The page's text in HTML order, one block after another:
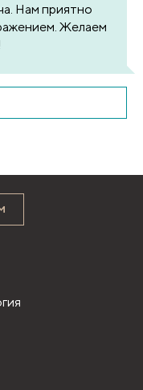
Нам приятно
Желаем